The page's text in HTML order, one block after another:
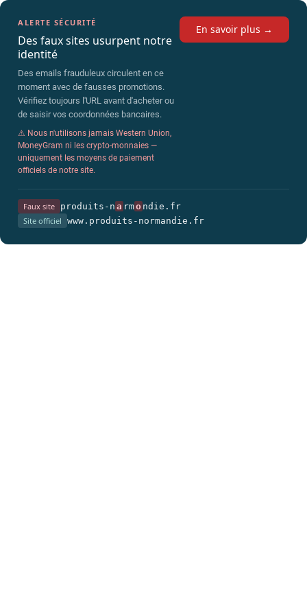
ALERTE SÉCURITÉ
Des faux sites usurpent notre
identité
Des emails frauduleux circulent en ce
moment avec de fausses promotions.
Vérifiez toujours l'URL avant d'acheter ou
de saisir vos coordonnées bancaires.
⚠ Nous n'utilisons jamais Western Union,
MoneyGram ni les crypto-monnaies —
uniquement les moyens de paiement
officiels de notre site.
En savoir plus →
Faux site produits-n a rmo ndie.fr
Site officiel www.produits-normandie.fr